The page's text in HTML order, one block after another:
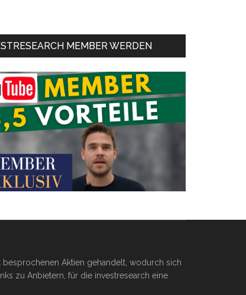
MEMBER WERDEN
Aktien gehandelt, wodurch sich
zu Anbietern, für die investresearch eine